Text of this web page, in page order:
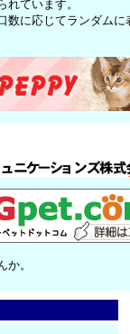
ています。
数に応じてランダムに
。